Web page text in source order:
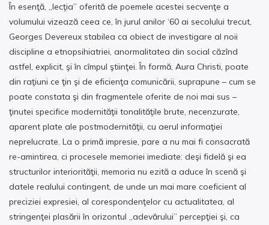
În esenţă, „lecţia” oferită de poemele acestei secvenţe a
volumului vizează ceea ce, în jurul anilor ‘60 ai secolului trecut,
Georges Devereux stabilea ca obiect de investigare al noii
discipline a etnopsihiatriei, anormalitatea din social căzînd
astfel, explicit, şi în cîmpul ştiinţei. În formă, Aura Christi, poate
din raţiuni ce ţin şi de eficienţa comunicării, suprapune – cum se
poate constata şi din fragmentele oferite de noi mai sus –
ţinutei specifice modernităţii tonalităţile brute, necenzurate,
aparent plate ale postmodernităţii, cu aerul informaţiei
neprelucrate. La o primă impresie, pare a nu mai fi consacrată
re-amintirea, ci procesele memoriei imediate: deşi fidelă şi ea
structurilor interiorităţii, memoria nu ezită a aduce în scenă şi
datele realului contingent, de unde un mai mare coeficient al
preciziei expresiei, al corespondenţelor cu actualitatea, al
stringenţei plasării în orizontul „adevărului” percepţiei şi, ca